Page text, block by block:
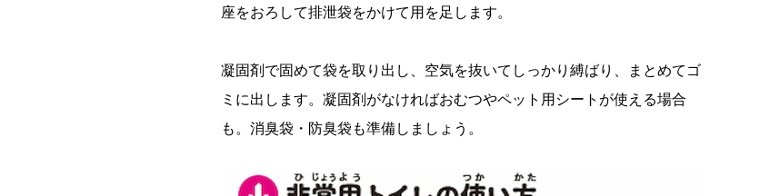
座をおろして排泄袋をかけて用を足します。
凝固剤で固めて袋を取り出し、空気を抜いてしっかり縛ばり、まとめてゴ
ミに出します。凝固剤がなければおむつやペット用シートが使える場合
も。消臭袋・防臭袋も準備しましょう。